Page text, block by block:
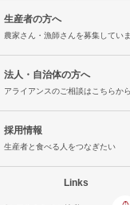
生産者の方へ
農家さん・漁師さんを募集してい
法人・自治体の方へ
アライアンスのご相談はこちらから
採用情報
生産者と食べる人をつなぎたい
Links